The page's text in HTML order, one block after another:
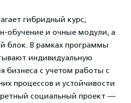
гибридный курс,
обучение и очные модули, а
блок. В рамках программы
индивидуальную
бизнеса с учетом работы с
процессов и устойчивости
социальный проект —